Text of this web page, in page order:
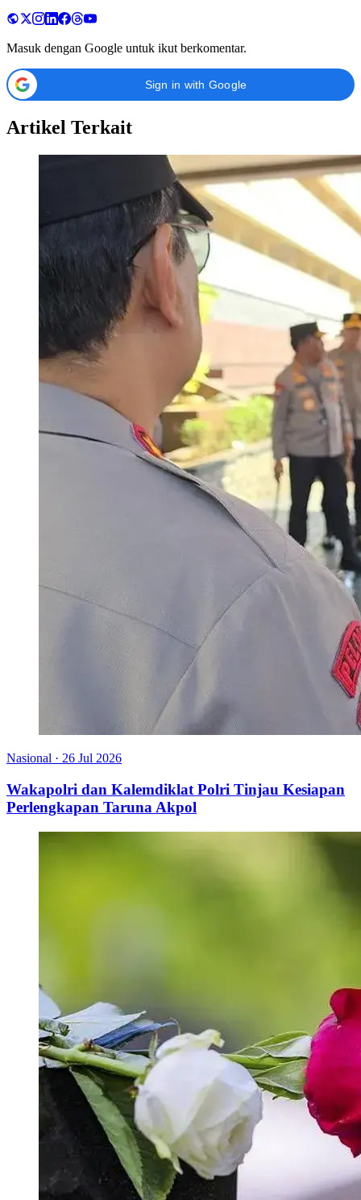
Masuk dengan Google untuk ikut berkomentar.
Sign in with Google
Artikel Terkait
Nasional · 26 Jul 2026
Wakapolri dan Kalemdiklat Polri Tinjau Kesiapan
Perlengkapan Taruna Akpol